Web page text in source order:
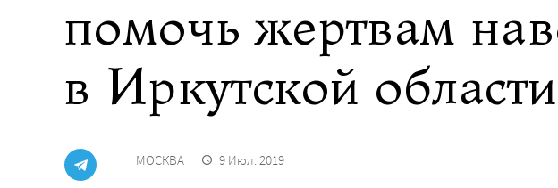
помочь жертвам
в Иркутской
МОСКВА 9 Июл. 2019